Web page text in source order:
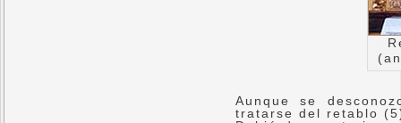
Aunque se
tratarse del retablo